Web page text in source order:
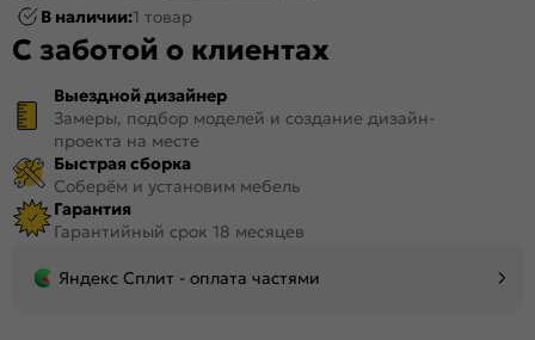
В наличии:1 товар
С заботой о клиентах
Выездной дизайнер
Замеры, подбор моделей и создание дизайн-
проекта на месте
Быстрая сборка
Соберём и установим мебель
Гарантия
Гарантийный срок 18 месяцев
Яндекс Сплит - оплата частями